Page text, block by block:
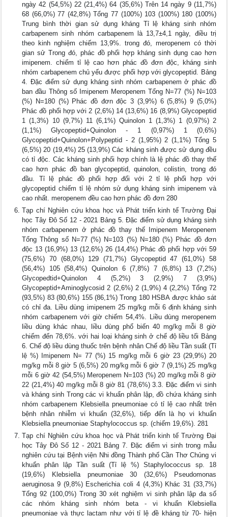
ngày 42 (54,5%) 22 (21,4%) 64 (35,6%) Trên 14 ngày 9 (11,7%)
68 (66,0%) 77 (42,8%) Tổng 77 (100%) 103 (100%) 180 (100%)
Trung bình thời gian sử dụng kháng Tỉ lệ kháng sinh nhóm
carbapenem sinh nhóm carbapenem là 13,7±4,1 ngày, điều trị
theo kinh nghiệm chiếm 13,9%. trong đó, meropenem có thời
gian sử Trong đó, phác đồ phối hợp kháng sinh dụng cao hơn
imipenem. chiếm tỉ lệ cao hơn phác đồ đơn độc, kháng sinh
nhóm carbapenem chủ yếu được phối hợp với glycopeptid. Bảng
4. Đặc điểm sử dụng kháng sinh nhóm carbapenem ở phác đồ
ban đầu Thông số Imipenem Meropenem Tổng N=77 (%) N=103
(%) N=180 (%) Phác đồ đơn độc 3 (3,9%) 6 (5,8%) 9 (5,0%)
Phác đồ phối hợp với 2 (2,6%) 14 (13,6%) 16 (8,9%) Glycopeptid
1 (1,3%) 10 (9,7%) 11 (6,1%) Quinolon 1 (1,3%) 1 (0,97%) 2
(1,1%) Glycopeptid+Quinolon - 1 (0,97%) 1 (0,6%)
Glycopeptid+Quinolon+Polypeptid - 2 (1,95%) 2 (1,1%) Tổng 5
(6,5%) 20 (19,4%) 25 (13,9%) Các kháng sinh được sử dụng đều
có tỉ độc. Các kháng sinh phối hợp chính là lệ phác đồ thay thế
cao hơn phác đồ ban glycopeptid, quinolon, colistin, trong đó
đầu. Tỉ lệ phác đồ phối hợp đối với 2 tỉ lệ phối hợp với
glycopeptid chiếm tỉ lệ nhóm sử dụng kháng sinh imipenem và
cao nhất. meropenem đều cao hơn phác đồ đơn 280
Tạp chí Nghiên cứu khoa học và Phát triển kinh tế Trường Đại
học Tây Đô Số 12 - 2021 Bảng 5. Đặc điểm sử dụng kháng sinh
nhóm carbapenem ở phác đồ thay thế Imipenem Meropenem
Tổng Thông số N=77 (%) N=103 (%) N=180 (%) Phác đồ đơn
độc 13 (16,9%) 13 (12,6%) 26 (14,4%) Phác đồ phối hợp với 59
(75,6%) 70 (68,0%) 129 (71,7%) Glycopeptid 47 (61,0%) 58
(56,4%) 105 (58,4%) Quinolon 6 (7,8%) 7 (6,8%) 13 (7,2%)
Glycopedtid+Quinolon 4 (5,2%) 3 (2,9%) 7 (3,9%)
Glycopeptid+Aminoglycosid 2 (2,6%) 2 (1,9%) 4 (2,2%) Tổng 72
(93,5%) 83 (80,6%) 155 (86,1%) Trong 180 HSBA được khảo sát
có chỉ đa. Liều dùng imipenem 25 mg/kg mỗi 6 định kháng sinh
nhóm carbapenem với giờ chiếm 54,4%. Liều dùng meropenem
liều dùng khác nhau, liều dùng phổ biến 40 mg/kg mỗi 8 giờ
chiếm đến 78,6%. với hai loại kháng sinh ở chế độ liều tối Bảng
6. Chế độ liều dùng thuốc trên bệnh nhân Chế độ liều Tần suất (Tỉ
lệ %) Imipenem N= 77 (%) 15 mg/kg mỗi 6 giờ 23 (29,9%) 20
mg/kg mỗi 8 giờ 5 (6,5%) 20 mg/kg mỗi 6 giờ 7 (9,1%) 25 mg/kg
mỗi 6 giờ 42 (54,5%) Meropenem N=103 (%) 20 mg/kg mỗi 8 giờ
22 (21,4%) 40 mg/kg mỗi 8 giờ 81 (78,6%) 3.3. Đặc điểm vi sinh
và kháng sinh Trong các vi khuẩn phân lập, đồ chứa kháng sinh
nhóm carbapenem Klebsiella pneumoniae có tỉ lệ cao nhất trên
bệnh nhân nhiễm vi khuẩn (32,6%), tiếp đến là họ vi khuẩn
Klebsiella pneumoniae Staphylococcus sp. (chiếm 19,6%). 281
Tạp chí Nghiên cứu khoa học và Phát triển kinh tế Trường Đại
học Tây Đô Số 12 - 2021 Bảng 7. Đặc điểm vi sinh trong mẫu
nghiên cứu tại Bệnh viện Nhi đồng Thành phố Cần Thơ Chủng vi
khuẩn phân lập Tần suất (Tỉ lệ %) Staphylococcus sp. 18
(19,6%) Klebsiella pneumoniae 30 (32,6%) Pseudomonas
aeruginosa 9 (9,8%) Escherichia coli 4 (4,3%) Khác 31 (33,7%)
Tổng 92 (100,0%) Trong 30 xét nghiệm vi sinh phân lập đa số
các nhóm kháng sinh nhóm beta - vi khuẩn Klebsiella
pneumoniae và thực lactam như với tỉ lệ đề kháng từ 70- hiện